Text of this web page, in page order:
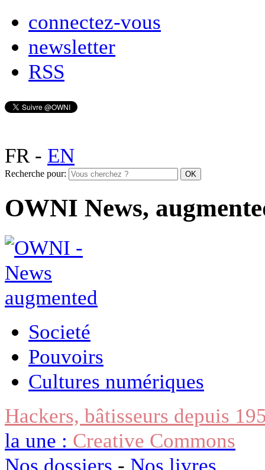
connectez-vous
newsletter
RSS
FR- EN
Recherche pour:
OWNI News,
Societé
Pouvoirs
Cultures numériques
Hackers, bâtisseurs depuis
la une : Creative Commons
Nos dossiers - Nos livres